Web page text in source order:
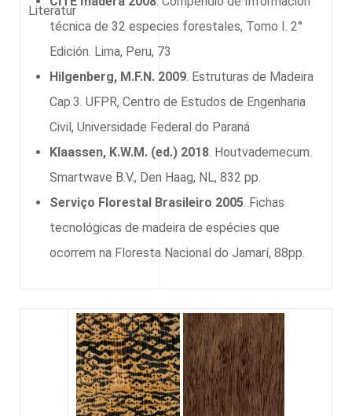
Literatur
técnica de 32 especies forestales, Tomo I. 2°
Edición. Lima, Peru, 73
Hilgenberg, M.F.N. 2009. Estruturas de Madeira
Cap.3. UFPR, Centro de Estudos de Engenharia
Civil, Universidade Federal do Paraná
Klaassen, K.W.M. (ed.) 2018. Houtvademecum.
Smartwave B.V., Den Haag, NL, 832 pp.
Serviço Florestal Brasileiro 2005. Fichas
tecnológicas de madeira de espécies que
ocorrem na Floresta Nacional do Jamarí, 88pp.